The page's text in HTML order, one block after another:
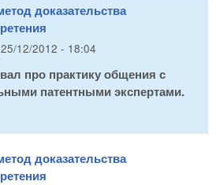
доказательства
25/12/2012 - 18:04
про практику общения с
патентными экспертами.
доказательства